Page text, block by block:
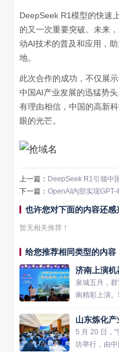
DeepSeek R1模型的快速
的又一次重要突破。未来
动AI技术的普及和应用，
地。
此次合作的成功，不仅展
中国AI产业发展的迅猛势
有理由相信，中国的高新
眼的光芒。
上一篇： DeepSeek R1引领中
下一篇：OpenAI内部实现
也许您对下面的内容还感
暂无相关推荐！
给您推荐相同类型的内容
泉城五月，
南精彩上演
未来机器人
海内外125所
聚一堂，围...
5 月 20 日，
坊举行，由